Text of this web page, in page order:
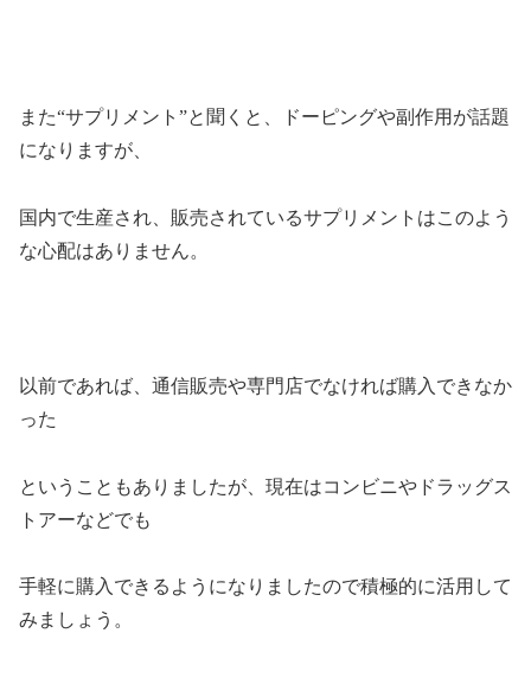
また“サプリメント”と聞くと、ドーピングや副作用が話題
になりますが、
国内で生産され、販売されているサプリメントはこのよう
な心配はありません。
以前であれば、通信販売や専門店でなければ購入できなか
った
ということもありましたが、現在はコンビニやドラッグス
トアーなどでも
手軽に購入できるようになりましたので積極的に活用して
みましょう。